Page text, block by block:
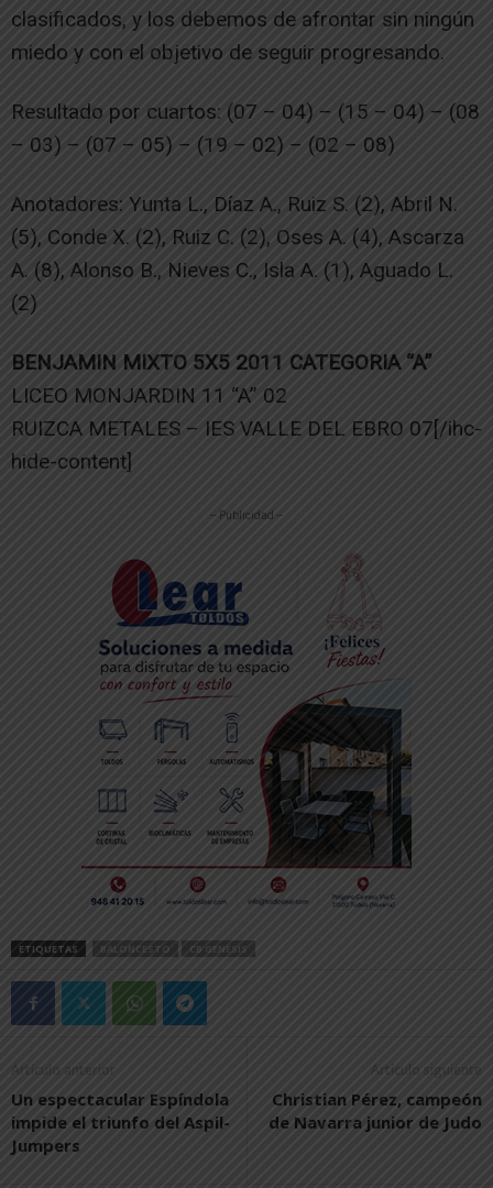
clasificados, y los debemos de afrontar sin ningún
miedo y con el objetivo de seguir progresando.
Resultado por cuartos: (07 – 04) – (15 – 04) – (08
– 03) – (07 – 05) – (19 – 02) – (02 – 08)
Anotadores: Yunta L., Díaz A., Ruiz S. (2), Abril N.
(5), Conde X. (2), Ruiz C. (2), Oses A. (4), Ascarza
A. (8), Alonso B., Nieves C., Isla A. (1), Aguado L.
(2)
BENJAMIN MIXTO 5X5 2011 CATEGORIA “A”
LICEO MONJARDIN 11 “A” 02
RUIZCA METALES – IES VALLE DEL EBRO 07[/ihc-
hide-content]
-- Publicidad --
ETIQUETAS BALONCESTO CB GENESIS
Artículo anterior
Un espectacular Espíndola
impide el triunfo del Aspil-
Jumpers
Artículo siguiente
Christian Pérez, campeón
de Navarra junior de Judo